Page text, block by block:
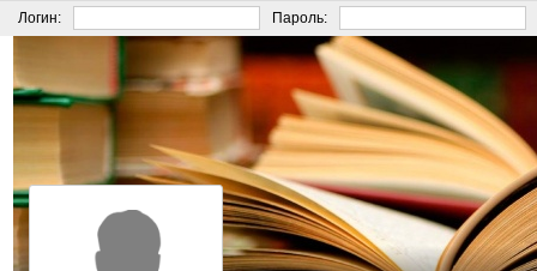
Логин: Пароль: